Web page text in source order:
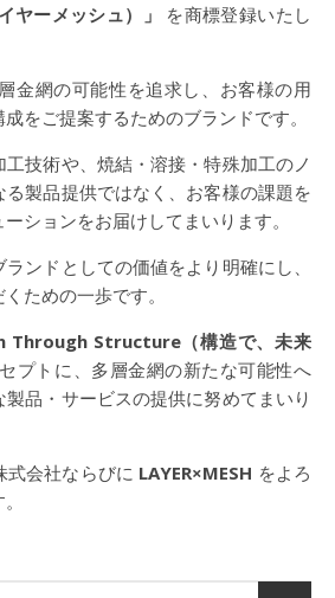
ヤーメッシュ）」
を商標登録いたし
金網の可能性を追求し、お客様の用
をご提案するためのブランドです。
技術や、焼結・溶接・特殊加工のノ
製品提供ではなく、お客様の課題を
ションをお届けしてまいります。
ンドとしての価値をより明確にし、
ための一歩です。
Through Structure（構造で、未来
プトに、多層金網の新たな可能性へ
品・サービスの提供に努めてまいり
式会社ならびに LAYER×MESH をよろ